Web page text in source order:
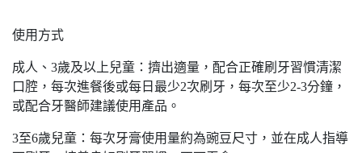
使用方式
成人、3歲及以上兒童：擠出適量，配合正確刷牙習慣清潔
口腔，每次進餐後或每日最少2次刷牙，每次至少2-3分鐘，
或配合牙醫師建議使用產品。
3至6歲兒童：每次牙膏使用量約為豌豆尺寸，並在成人指導